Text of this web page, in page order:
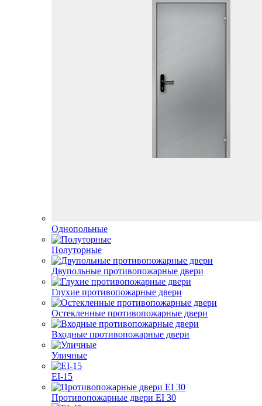
Однопольные
Полуторные
Двупольные противопожарные двери
Глухие противопожарные двери
Остекленные противопожарные двери
Входные противопожарные двери
Уличные
EI-15
Противопожарные двери EI 30